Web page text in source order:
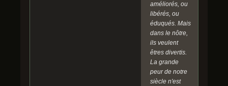
améliorés, ou
libérés, ou
éduqués. Mais
dans le nôtre,
ils veulent
êtres divertis.
La grande
peur de notre
siècle n'est